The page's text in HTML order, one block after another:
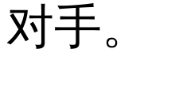
对手。